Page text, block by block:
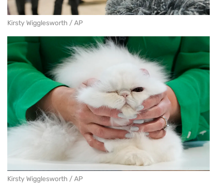
Kirsty Wigglesworth / AP
Kirsty Wigglesworth / AP